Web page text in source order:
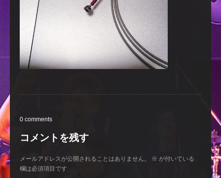
0 comments
コメントを残す
メールアドレスが公開されることはありません。 ※ が付いている
欄は必須項目です